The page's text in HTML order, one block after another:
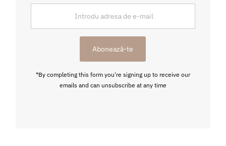
de
Abonează-te
*By completing this form you're signing up to receive our
emails and can unsubscribe at any time